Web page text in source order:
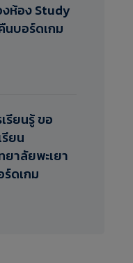
งห้อง Study
นบอร์ดเกม
รียนรู้ ขอ
ยน
ยาลัยพะเยา
ร์ดเกม